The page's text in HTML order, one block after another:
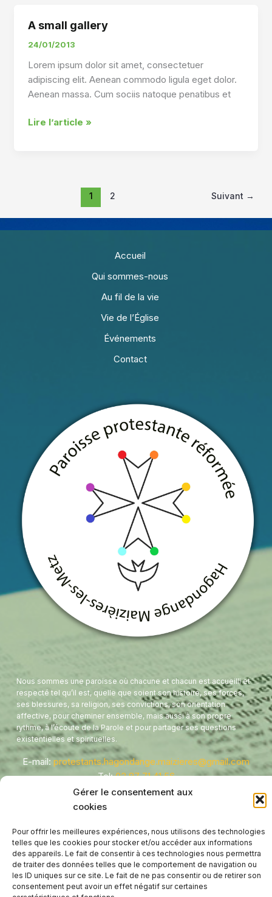
Gérer le consentement aux
cookies
Pour offrir les meilleures expériences, nous utilisons des technologies
telles que les cookies pour stocker et/ou accéder aux informations
des appareils. Le fait de consentir à ces technologies nous permettra
de traiter des données telles que le comportement de navigation ou
les ID uniques sur ce site. Le fait de ne pas consentir ou de retirer son
consentement peut avoir un effet négatif sur certaines
A small gallery
24/01/2013
Lorem ipsum dolor sit amet, consectetuer
adipiscing elit. Aenean commodo ligula eget dolor.
Aenean massa. Cum sociis natoque penatibus et
A
Lire l’article »
1 2 Suivant →
Accueil
Qui sommes-nous
Au fil de la vie
Vie de l’Église
Événements
Contact
Nous sommes une paroisse où chacune et chacun est accueilli et
respecté tel qu’il est, quelle que soient son histoire, ses forces,
ses blessures, sa religion, ses convictions, son orientation
affective, pour cheminer ensemble, mais aussi à son propre
rythme, à l’écoute de la Parole et pour partager ses questions
existentielles et spirituelles.
E-mail: protestants.hagondange.maizieres@gmail.com
Tel:03 87 71 41 56
Presbytère - 8 Rue de l'étang
Temple - 1 Avenue de France
FRANCE